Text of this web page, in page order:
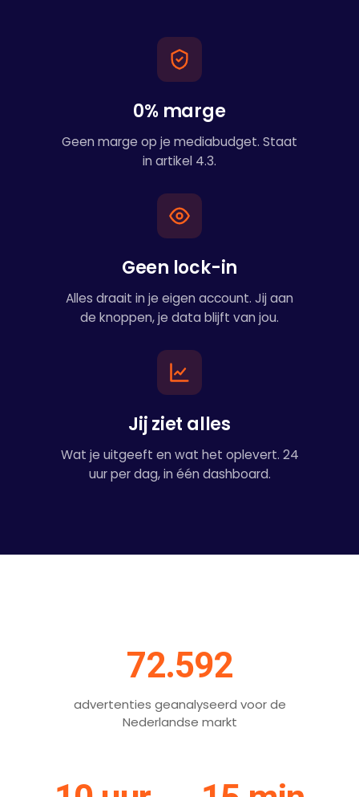
0% marge
Geen marge op je mediabudget. Staat
in artikel 4.3.
Geen lock-in
Alles draait in je eigen account. Jij aan
de knoppen, je data blijft van jou.
Jij ziet alles
Wat je uitgeeft en wat het oplevert. 24
uur per dag, in één dashboard.
72.592
advertenties geanalyseerd voor de
Nederlandse markt